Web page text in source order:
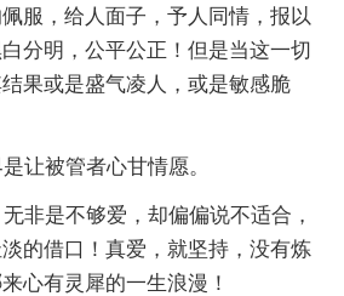
服，给人面子，予人同情，报以
分明，公平公正！但是当这一切
果或是盛气凌人，或是敏感脆
让被管者心甘情愿。
非是不够爱，却偏偏说不适合，
的借口！真爱，就坚持，没有炼
心有灵犀的一生浪漫！